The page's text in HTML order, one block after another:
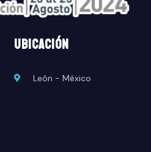
UBICACIÓN
León - México